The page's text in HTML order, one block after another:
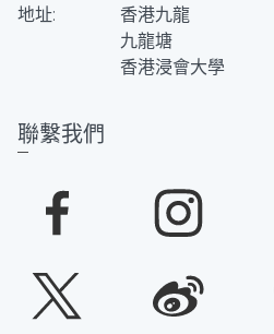
地址:
香港九龍
九龍塘
香港浸會大學
聯繫我們